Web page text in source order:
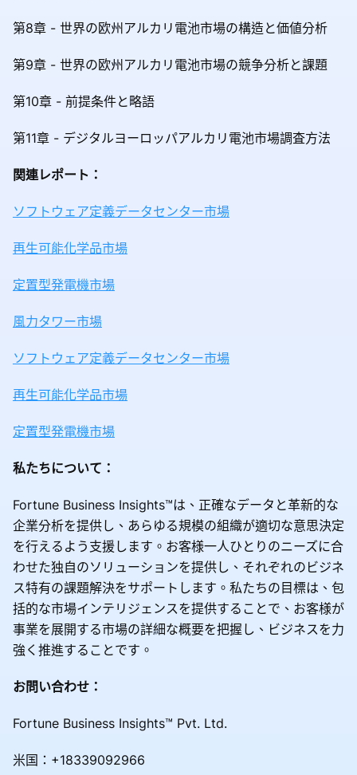
第8章 - 世界の欧州アルカリ電池市場の構造と価値分析
第9章 - 世界の欧州アルカリ電池市場の競争分析と課題
第10章 - 前提条件と略語
第11章 - デジタルヨーロッパアルカリ電池市場調査方法
関連レポート：
ソフトウェア定義データセンター市場
再生可能化学品市場
定置型発電機市場
風力タワー市場
ソフトウェア定義データセンター市場
再生可能化学品市場
定置型発電機市場
私たちについて：
Fortune Business Insights™は、正確なデータと革新的な
企業分析を提供し、あらゆる規模の組織が適切な意思決定
を行えるよう支援します。お客様一人ひとりのニーズに合
わせた独自のソリューションを提供し、それぞれのビジネ
ス特有の課題解決をサポートします。私たちの目標は、包
括的な市場インテリジェンスを提供することで、お客様が
事業を展開する市場の詳細な概要を把握し、ビジネスを力
強く推進することです。
お問い合わせ：
Fortune Business Insights™ Pvt. Ltd.
米国：+18339092966